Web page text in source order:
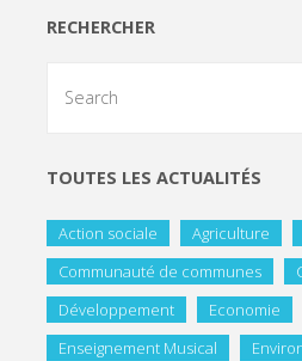
RECHERCHER
TOUTES LES ACTUALITÉS
Action sociale Agriculture
Communauté de communes
Développement
Economie
Enseignement Musical